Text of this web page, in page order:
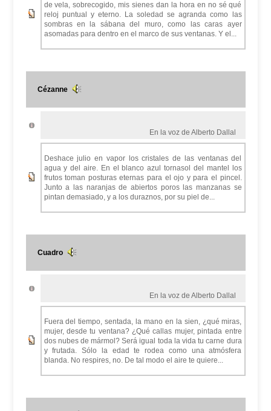
de vela, sobrecogido, mis sienes dan la hora en no sé qué
reloj puntual y eterno. La soledad se agranda como las
sombras en la sábana del muro, como las caras ayer
asomadas para dentro en el marco de sus ventanas. Y el...
Cézanne
En la voz de Alberto Dallal
Deshace julio en vapor los cristales de las ventanas del
agua y del aire. En el blanco azul tornasol del mantel los
frutos toman posturas eternas para el ojo y para el pincel.
Junto a las naranjas de abiertos poros las manzanas se
pintan demasiado, y a los duraznos, por su piel de...
Cuadro
En la voz de Alberto Dallal
Fuera del tiempo, sentada, la mano en la sien, ¿qué miras,
mujer, desde tu ventana? ¿Qué callas mujer, pintada entre
dos nubes de mármol? Será igual toda la vida tu carne dura
y frutada. Sólo la edad te rodea como una atmósfera
blanda. No respires, no. De tal modo el aire te quiere...